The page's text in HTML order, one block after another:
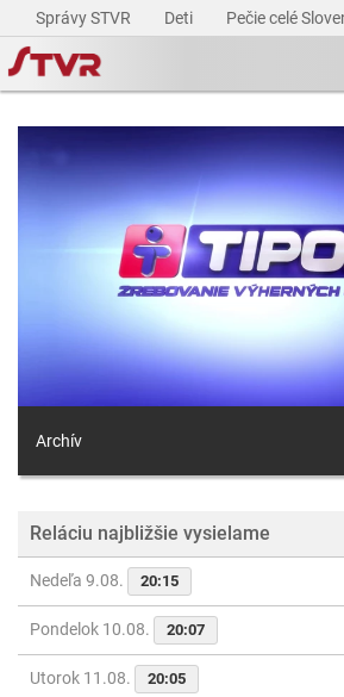
Správy STVR Deti Pečie celé
Archív
Reláciu najbližšie vysielame
Nedeľa 9.08. 20:15
Pondelok 10.08. 20:07
Utorok 11.08. 20:05